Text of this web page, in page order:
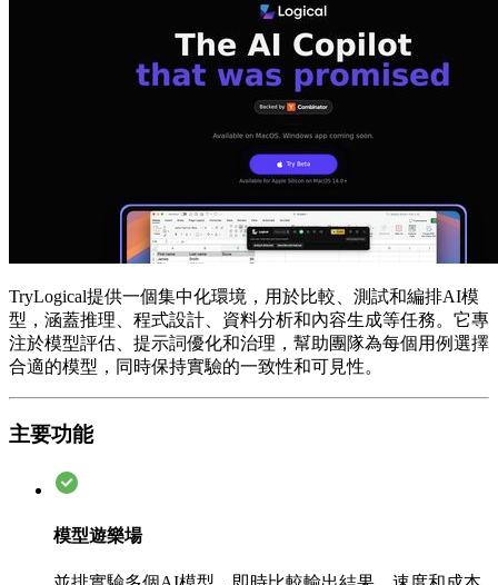
TryLogical提供一個集中化環境，用於比較、測試和編排AI模
型，涵蓋推理、程式設計、資料分析和內容生成等任務。它專
注於模型評估、提示詞優化和治理，幫助團隊為每個用例選擇
合適的模型，同時保持實驗的一致性和可見性。
主要功能
模型遊樂場